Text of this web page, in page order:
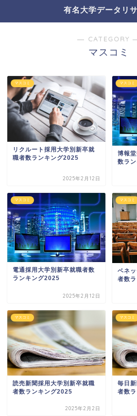
有名大学データリ
― CATEGORY
マスコミ
マスコミ
リクルート採用大学別新卒就
職者数ランキング2025
2025年2月12日
マスコミ
博報
数ラ
マスコミ
電通採用大学別新卒就職者数
ランキング2025
2025年2月12日
マスコミ
ベネ
者数
マスコミ
読売新聞採用大学別新卒就職
者数ランキング2025
2025年2月2日
マスコミ
毎日
者数